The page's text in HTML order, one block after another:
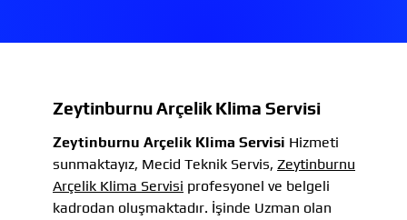
Zeytinburnu Arçelik Klima Servisi
Zeytinburnu Arçelik Klima Servisi Hizmeti
sunmaktayız, Mecid Teknik Servis, Zeytinburnu
Arçelik Klima Servisi profesyonel ve belgeli
kadrodan oluşmaktadır. İşinde Uzman olan